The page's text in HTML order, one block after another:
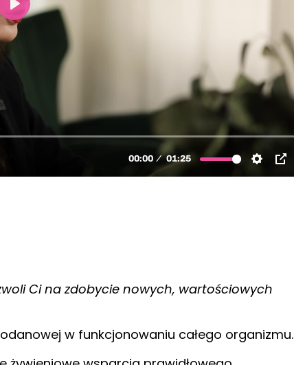
Ci na zdobycie nowych, wartościowych
w funkcjonowaniu całego organizmu.